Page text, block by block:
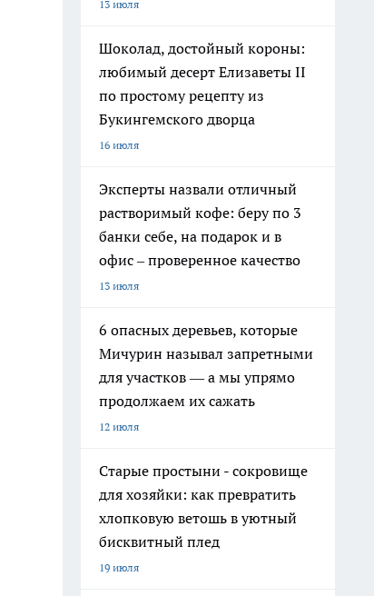
13 июля
Шоколад, достойный короны:
любимый десерт Елизаветы II
по простому рецепту из
Букингемского дворца
16 июля
Эксперты назвали отличный
растворимый кофе: беру по 3
банки себе, на подарок и в
офис – проверенное качество
13 июля
6 опасных деревьев, которые
Мичурин называл запретными
для участков — а мы упрямо
продолжаем их сажать
12 июля
Старые простыни - сокровище
для хозяйки: как превратить
хлопковую ветошь в уютный
бисквитный плед
19 июля